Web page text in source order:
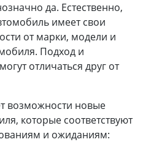
да. Естественно,
имеет свои
от марки, модели и
Подход и
отличаться друг от
возможности новые
которые соответствуют
и ожиданиям: